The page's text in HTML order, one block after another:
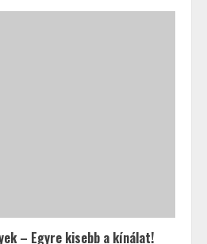
– Egyre kisebb a kínálat!